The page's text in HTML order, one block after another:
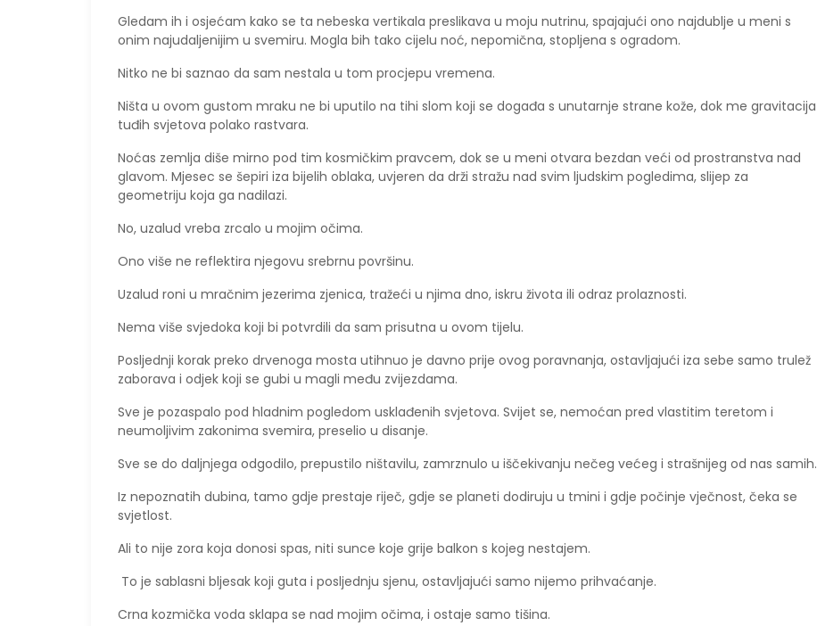
Gledam ih i osjećam kako se ta nebeska vertikala preslikava u moju nutrinu, spajajući ono najdublje u meni s
onim najudaljenijim u svemiru. Mogla bih tako cijelu noć, nepomična, stopljena s ogradom.
Nitko ne bi saznao da sam nestala u tom procjepu vremena.
Ništa u ovom gustom mraku ne bi uputilo na tihi slom koji se događa s unutarnje strane kože, dok me gravitacija
tuđih svjetova polako rastvara.
​Noćas zemlja diše mirno pod tim kosmičkim pravcem, dok se u meni otvara bezdan veći od prostranstva nad
glavom. Mjesec se šepiri iza bijelih oblaka, uvjeren da drži stražu nad svim ljudskim pogledima, slijep za
geometriju koja ga nadilazi.
No, uzalud vreba zrcalo u mojim očima.
Ono više ne reflektira njegovu srebrnu površinu.
Uzalud roni u mračnim jezerima zjenica, tražeći u njima dno, iskru života ili odraz prolaznosti.
Nema više svjedoka koji bi potvrdili da sam prisutna u ovom tijelu.
Posljednji korak preko drvenoga mosta utihnuo je davno prije ovog poravnanja, ostavljajući iza sebe samo trulež
zaborava i odjek koji se gubi u magli među zvijezdama.
​Sve je pozaspalo pod hladnim pogledom usklađenih svjetova. Svijet se, nemoćan pred vlastitim teretom i
neumoljivim zakonima svemira, preselio u disanje.
Sve se do daljnjega odgodilo, prepustilo ništavilu, zamrznulo u iščekivanju nečeg većeg i strašnijeg od nas samih.
​Iz nepoznatih dubina, tamo gdje prestaje riječ, gdje se planeti dodiruju u tmini i gdje počinje vječnost, čeka se
svjetlost.
Ali to nije zora koja donosi spas, niti sunce koje grije balkon s kojeg nestajem.
To je sablasni bljesak koji guta i posljednju sjenu, ostavljajući samo nijemo prihvaćanje.
Crna kozmička voda sklapa se nad mojim očima, i ostaje samo tišina.